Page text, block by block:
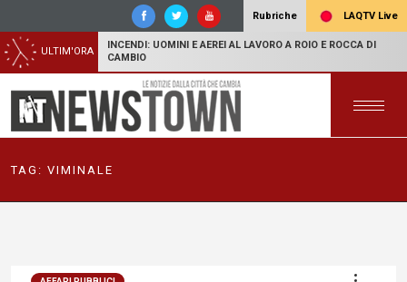
Rubriche LAQTV Live
ULTIM'ORA
INCENDI: UOMINI E AEREI AL LAVORO A ROIO E ROCCA DI
CAMBIO
TAG: VIMINALE